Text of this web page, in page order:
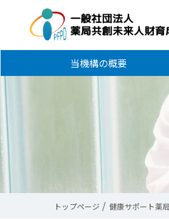
当機構の概要
トップページ 健康サポート薬